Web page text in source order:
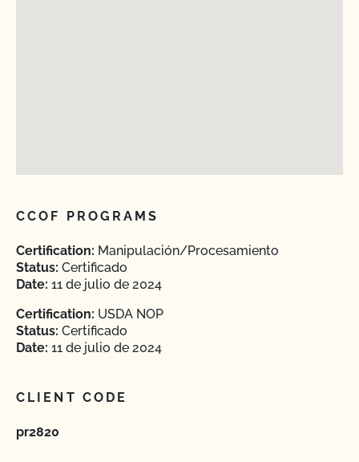
CCOF PROGRAMS
Certification: Manipulación/Procesamiento
Status: Certificado
Date: 11 de julio de 2024
Certification: USDA NOP
Status: Certificado
Date: 11 de julio de 2024
CLIENT CODE
pr2820